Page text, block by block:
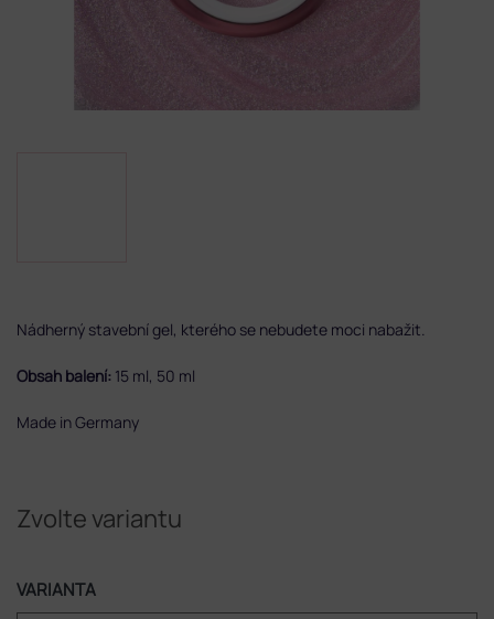
Zvolte variantu
VARIANTA
Nádherný stavební gel, kterého se nebudete moci nabažit.
Obsah balení: 15 ml, 50 ml
Made in Germany